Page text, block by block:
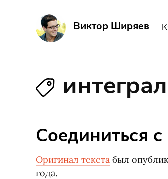
Виктор Ширяев
Соединиться
Оригинал текста был
года.